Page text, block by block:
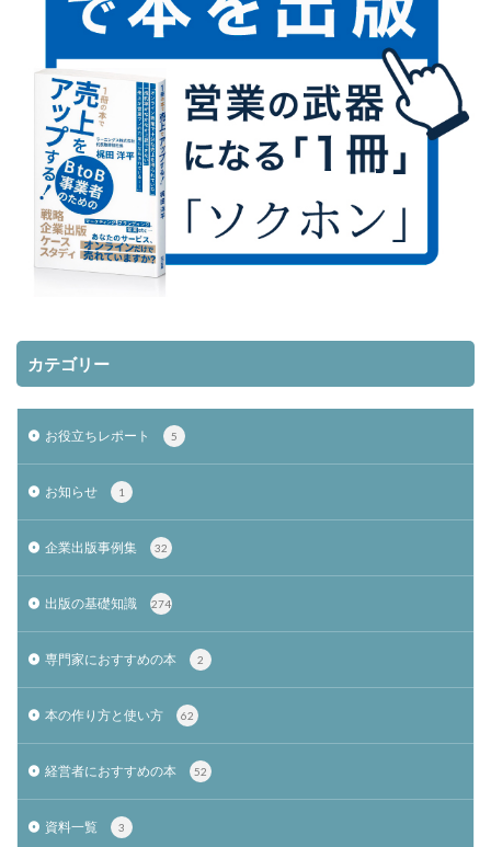
カテゴリー
お役立ちレポート 5
お知らせ 1
企業出版事例集 32
出版の基礎知識 274
専門家におすすめの本 2
本の作り方と使い方 62
経営者におすすめの本 52
資料一覧 3